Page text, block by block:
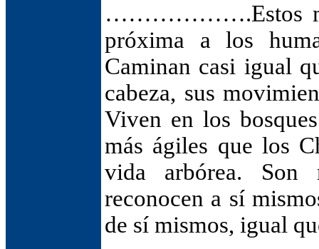
……………….Estos
próxima a los
Caminan casi igual
cabeza, sus
Viven en los
más ágiles que los
vida arbórea.
reconocen a sí
de sí mismos, igual